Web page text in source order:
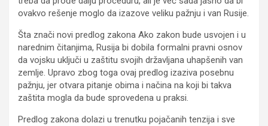
ovakvo rešenje moglo da izazove veliku pažnju i van Rusije.
Šta znači novi predlog zakona Ako zakon bude usvojen i u
narednim čitanjima, Rusija bi dobila formalni pravni osnov
da vojsku uključi u zaštitu svojih državljana uhapšenih van
zemlje. Upravo zbog toga ovaj predlog izaziva posebnu
pažnju, jer otvara pitanje obima i načina na koji bi takva
zaštita mogla da bude sprovedena u praksi.
Predlog zakona dolazi u trenutku pojačanih tenzija i sve